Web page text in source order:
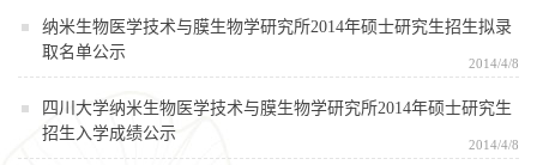
纳米生物医学技术与膜生物学研究所2014年硕士研究生招生拟录
取名单公示
2014/4/8
四川大学纳米生物医学技术与膜生物学研究所2014年硕士研究生
招生入学成绩公示
2014/4/8